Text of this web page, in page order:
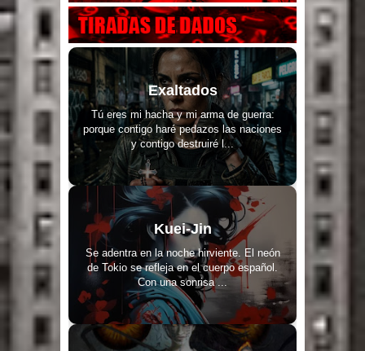
Exaltados
Tú eres mi hacha y mi arma de guerra:
porque contigo haré pedazos las naciones
y contigo destruiré l...
Kuei-Jin
Se adentra en la noche hirviente. El neón
de Tokio se refleja en el cuerpo español.
Con una sonrisa ...